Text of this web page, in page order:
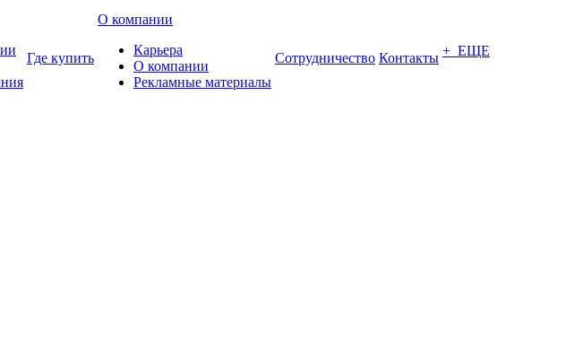
Где купить
О компании
Карьера
О компании
Рекламные материалы
Сотрудничество Контакты + ЕЩЕ